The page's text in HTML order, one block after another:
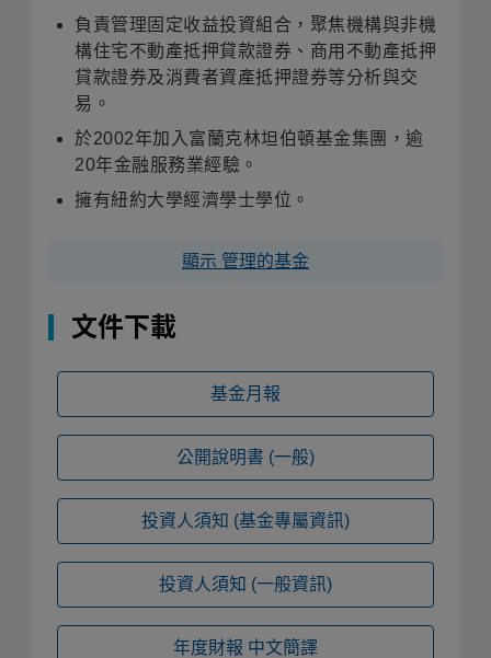
負責管理固定收益投資組合，聚焦機構與非機
構住宅不動產抵押貸款證券、商用不動產抵押
貸款證券及消費者資產抵押證券等分析與交
易。
於2002年加入富蘭克林坦伯頓基金集團，逾
20年金融服務業經驗。
擁有紐約大學經濟學士學位。
顯示 管理的基金
文件下載
基金月報
公開說明書 (一般)
投資人須知 (基金專屬資訊)
投資人須知 (一般資訊)
年度財報 中文簡譯